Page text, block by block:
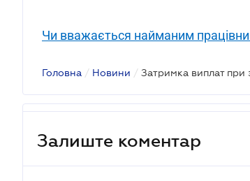
Чи вважається найманим
Головна / Новини /
Залиште коментар